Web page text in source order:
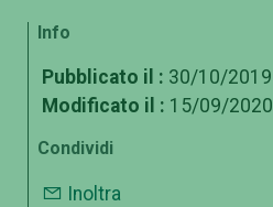
Info
Pubblicato il : 30/10/2019
Modificato il : 15/09/2020
Condividi
Inoltra